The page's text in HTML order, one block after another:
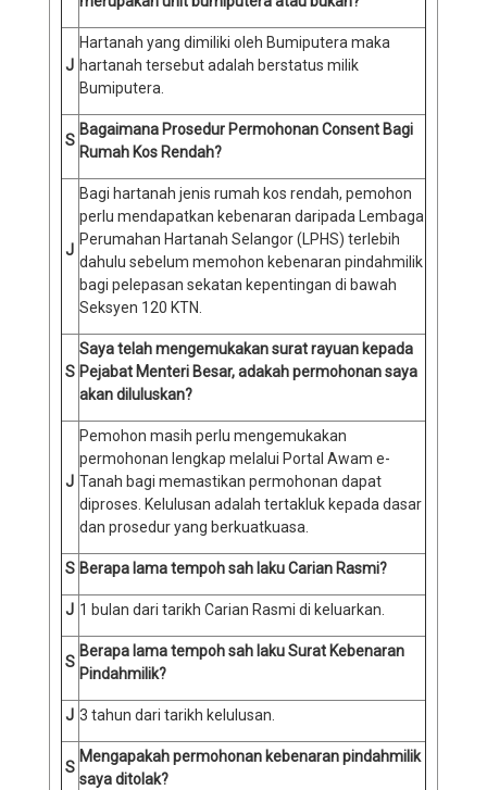
J
Hartanah yang dimiliki oleh Bumiputera maka
hartanah tersebut adalah berstatus milik
Bumiputera.
S
Bagaimana Prosedur Permohonan Consent Bagi
Rumah Kos Rendah?
J
Bagi hartanah jenis rumah kos rendah, pemohon
perlu mendapatkan kebenaran daripada Lembaga
Perumahan Hartanah Selangor (LPHS) terlebih
dahulu sebelum memohon kebenaran pindahmilik
bagi pelepasan sekatan kepentingan di bawah
Seksyen 120 KTN.
S
Saya telah mengemukakan surat rayuan kepada
Pejabat Menteri Besar, adakah permohonan saya
akan diluluskan?
J
Pemohon masih perlu mengemukakan
permohonan lengkap melalui Portal Awam e-
Tanah bagi memastikan permohonan dapat
diproses. Kelulusan adalah tertakluk kepada dasar
dan prosedur yang berkuatkuasa.
S Berapa lama tempoh sah laku Carian Rasmi?
J 1 bulan dari tarikh Carian Rasmi di keluarkan.
S
Berapa lama tempoh sah laku Surat Kebenaran
Pindahmilik?
J 3 tahun dari tarikh kelulusan.
S
Mengapakah permohonan kebenaran pindahmilik
saya ditolak?